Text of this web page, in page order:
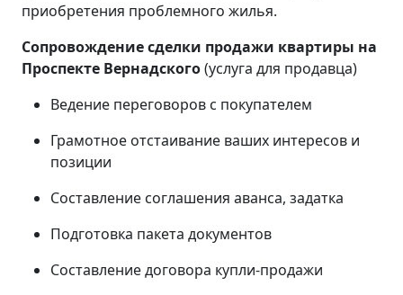
приобретения проблемного жилья.
Сопровождение сделки продажи квартиры на
Проспекте Вернадского(услуга для продавца)
Ведение переговоров с покупателем
Грамотное отстаивание ваших интересов и
позиции
Составление соглашения аванса, задатка
Подготовка пакета документов
Составление договора купли-продажи